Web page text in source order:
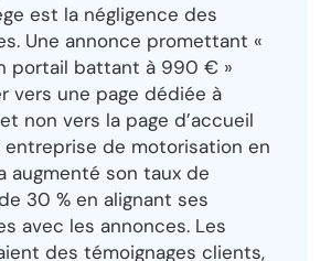
est la négligence des
Une annonce promettant «
portail battant à 990 € »
vers une page dédiée à
non vers la page d’accueil
entreprise de motorisation en
augmenté son taux de
30 % en alignant ses
avec les annonces. Les
des témoignages clients,